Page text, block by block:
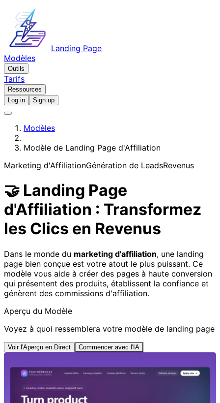
Landing Page
Modèles
Outils
Tarifs
Ressources
Log in
Sign up
Modèles
Modèle de Landing Page d'Affiliation
Marketing d'AffiliationGénération de LeadsRevenus
🤝 Landing Page
d'Affiliation : Transformez
les Clics en Revenus
Dans le monde du marketing d'affiliation, une landing
page bien conçue est votre atout le plus puissant. Ce
modèle vous aide à créer des pages à haute conversion
qui présentent des produits, établissent la confiance et
génèrent des commissions d'affiliation.
Aperçu du Modèle
Voyez à quoi ressemblera votre modèle de landing page
Voir l'Aperçu en Direct Commencer avec l'IA